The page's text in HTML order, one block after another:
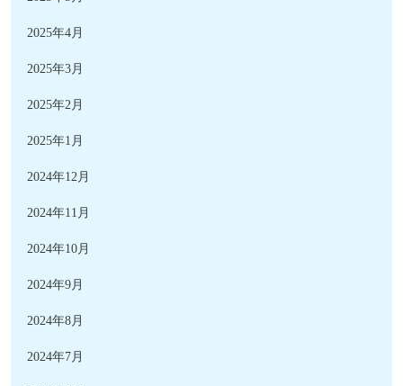
2025年4月
2025年3月
2025年2月
2025年1月
2024年12月
2024年11月
2024年10月
2024年9月
2024年8月
2024年7月